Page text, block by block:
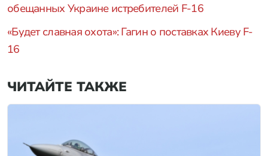
обещанных Украине истребителей F-16
«Будет славная охота»: Гагин о поставках Киеву F-
16
ЧИТАЙТЕ ТАКЖЕ